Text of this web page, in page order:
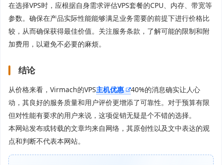
在选择VPS时，应根据自身需求评估VPS套餐的CPU、内存、带宽等
参数。确保在产品实际性能能够满足业务需要的前提下进行价格比
较，从而确保获得最佳价值。关注服务条款，了解可能的限制和附
加费用，以避免不必要的麻烦。
结论
从价格来看，Virmach的VPS主机优惠
40%的消息确实让人心
动，其良好的服务质量和用户评价更增添了可靠性。对于预算有限
但对性能有要求的用户来说，这项促销无疑是个不错的选择。
本网站发布或转载的文章均来自网络，其原创性以及文中表达的观
点和判断不代表本网站。